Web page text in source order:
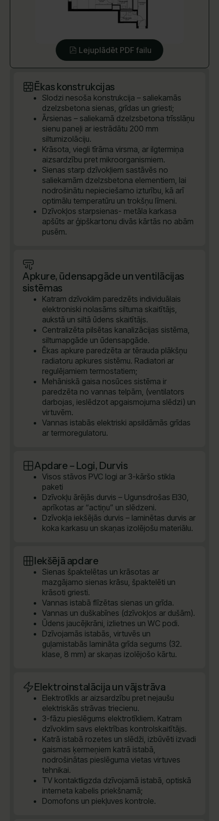
Lejuplādēt PDF failu
Ēkas konstrukcijas
Slodzi nesoša konstrukcija – saliekamās
dzelzsbetona sienas, grīdas un griesti;
Ārsienas – saliekamā dzelzsbetona trīsslāņu
sienu paneļi ar iestrādātu 200 mm
siltumizolāciju.
Krāsota, viegli tīrāma virsma, ar ilgtermiņa
aizsardzību pret mikroorganismiem.
Sienas starp dzīvokļiem sastāvēs no
saliekamām dzelzsbetona elementiem, lai
nodrošinātu nepieciešamo izturību, kā arī
optimālu temperatūru un trokšņu līmeni.
Dzīvokļos starpsienas- metāla karkasa
apšūts ar ģipškartonu divās kārtās no abām
pusēm.
Apkure, ūdensapgāde un ventilācijas
sistēmas
Katram dzīvoklim paredzēts individuālais
elektroniski nolasāms siltuma skaitītājs,
aukstā un siltā ūdens skaitītājs.
Centralizēta pilsētas kanalizācijas sistēma,
siltumapgāde un ūdensapgāde.
Ēkas apkure paredzēta ar tērauda plākšņu
radiatoru apkures sistēmu. Radiatori ar
regulējamiem termostatiem;
Mehāniskā gaisa nosūces sistēma ir
paredzēta no vannas telpām, (ventilators
darbojas, ieslēdzot apgaismojuma slēdzi) un
virtuvēm.
Vannas istabās elektriski apsildāmās grīdas
ar termoregulatoru.
Apdare – Logi, Durvis
Visos stāvos PVC logi ar 3-kāršo stikla
paketi
Dzīvokļu ārējās durvis – Ugunsdrošas EI30,
aprīkotas ar “actiņu” un slēdzeni.
Dzīvokļa iekšējās durvis – laminētas durvis ar
koka karkasu un skaņas izolējošu materiālu.
Iekšējā apdare
Sienas špaktelētas un krāsotas ar
mazgājamo sienas krāsu, špaktelēti un
krāsoti griesti.
Vannas istabā flīzētas sienas un grīda.
Vannas un duškabīnes (dzīvokļos ar dušām).
Ūdens jaucējkrāni, izlietnes un WC podi.
Dzīvojamās istabās, virtuvēs un
guļamistabās lamināta grīda segums (32.
klase, 8 mm) ar skaņas izolējošo kārtu.
Elektroinstalācija un vājstrāva
Elektrotīkls ar aizsardzību pret nejaušu
elektriskās strāvas triecienu.
3-fāzu pieslēgums elektrotīkliem. Katram
dzīvoklim savs elektrības kontrolskaitītājs.
Katrā istabā rozetes un slēdži, izbūvēti izvadi
gaismas ķermeņiem katrā istabā,
nodrošinātas pieslēguma vietas virtuves
tehnikai.
TV kontaktligzda dzīvojamā istabā, optiskā
interneta kabelis priekšnamā;
Domofons un piekļuves kontrole.